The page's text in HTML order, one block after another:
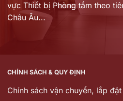
vực Thiết bị Phòng tắm theo
Châu Âu...
CHÍNH SÁCH & QUY ĐỊNH
Chính sách vận chuyển, lắp đặt